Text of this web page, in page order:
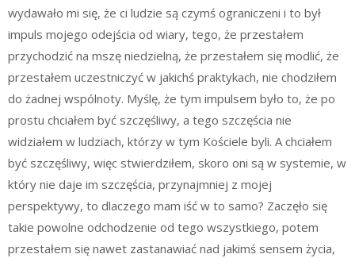
wydawało mi się, że ci ludzie są czymś ograniczeni i to był
impuls mojego odejścia od wiary, tego, że przestałem
przychodzić na mszę niedzielną, że przestałem się modlić, że
przestałem uczestniczyć w jakichś praktykach, nie chodziłem
do żadnej wspólnoty. Myślę, że tym impulsem było to, że po
prostu chciałem być szczęśliwy, a tego szczęścia nie
widziałem w ludziach, którzy w tym Kościele byli. A chciałem
być szczęśliwy, więc stwierdziłem, skoro oni są w systemie, w
który nie daje im szczęścia, przynajmniej z mojej
perspektywy, to dlaczego mam iść w to samo? Zaczęło się
takie powolne odchodzenie od tego wszystkiego, potem
przestałem się nawet zastanawiać nad jakimś sensem życia,